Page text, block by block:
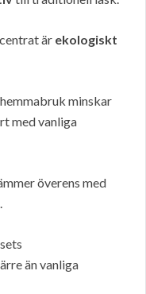
är ekologiskt
minskar
med vanliga
överens med
än vanliga